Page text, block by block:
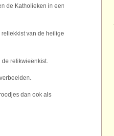
de Katholieken in een
van de heilige
de relikwieënkist.
dan ook als